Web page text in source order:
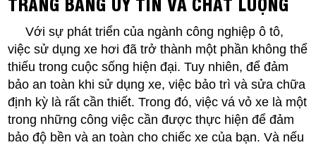
Với sự phát triển của ngành công nghiệp ô tô,
việc sử dụng xe hơi đã trở thành một phần không thể
thiếu trong cuộc sống hiện đại. Tuy nhiên, để đảm
bảo an toàn khi sử dụng xe, việc bảo trì và sửa chữa
định kỳ là rất cần thiết. Trong đó, việc vá vỏ xe là một
trong những công việc cần được thực hiện để đảm
bảo độ bền và an toàn cho chiếc xe của bạn. Và nếu